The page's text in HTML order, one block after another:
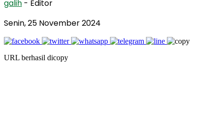
galih - Editor
Senin, 25 November 2024
URL berhasil dicopy